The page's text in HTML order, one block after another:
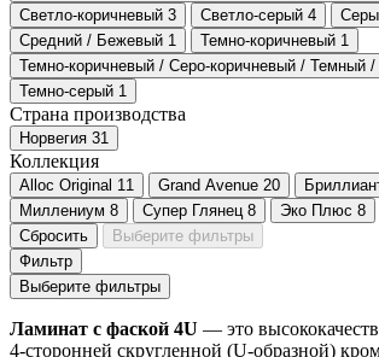
Светло-коричневый 3 Светло-серый 4
Средний / Бежевый 1 Темно-коричневый 1
Темно-коричневый / Серо-коричневый / Темный
Темно-серый 1
Страна производства
Норвегия 31
Коллекция
Alloc Original 11 Grand Avenue 20
Миллениум 8 Супер Глянец 8 Эко Плюс 8
Сбросить
Выберите фильтры
Фильтр
Выберите фильтры
Ламинат с фаской 4U — это
4-сторонней скругленной (U-образной)